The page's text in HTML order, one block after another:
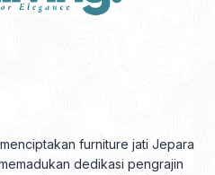
furniture jati Jepara
dedikasi pengrajin